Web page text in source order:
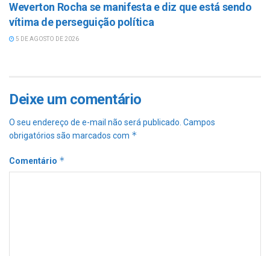
Weverton Rocha se manifesta e diz que está sendo
vítima de perseguição política
5 DE AGOSTO DE 2026
Deixe um comentário
O seu endereço de e-mail não será publicado. Campos
obrigatórios são marcados com *
Comentário *